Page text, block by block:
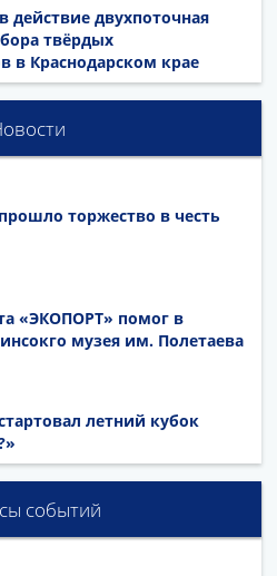
действие двухпоточная
твёрдых
в Краснодарском крае
торжество в честь
«ЭКОПОРТ» помог в
музея им. Полетаева
летний кубок
событий